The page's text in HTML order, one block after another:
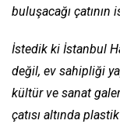
buluşacağı çatının
İstedik ki İstanbul
değil, ev sahipliği
kültür ve sanat
çatısı altında